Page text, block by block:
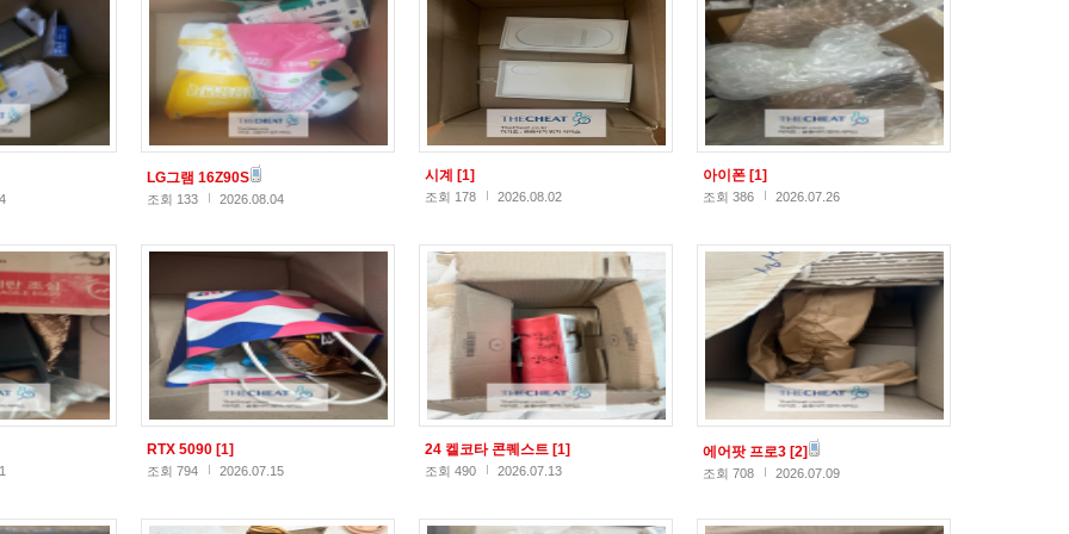
LG그램 16Z90S
조회 133 2026.08.04
시계 [1]
조회 178 2026.08.02
아이폰 [1]
조회 386 2026.07.26
RTX 5090 [1]
조회 794 2026.07.15
24 켈코타 콘퀘스트 [1]
조회 490 2026.07.13
에어팟 프로3 [2]
조회 708 2026.07.09